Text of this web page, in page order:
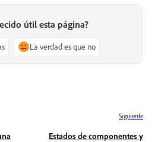
útil esta página?
La verdad es que no
Siguiente
Estados de componentes y